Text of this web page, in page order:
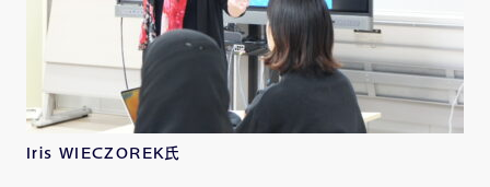
Iris WIECZOREK氏